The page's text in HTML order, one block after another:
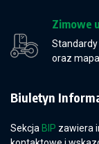
Zimowe
oraz mapa.
Biuletyn
Sekcja BIP zawiera